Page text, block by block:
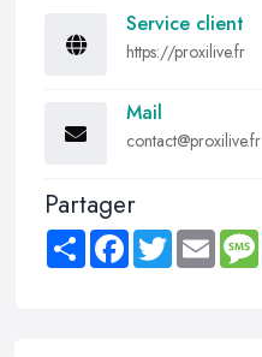
Service client
https://proxilive.fr
Mail
contact@proxilive.fr
Partager
Share FacebookTwitter Email